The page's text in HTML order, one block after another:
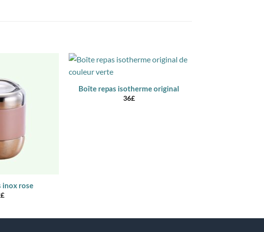
inox rose
£
Boîte repas isotherme original
36£